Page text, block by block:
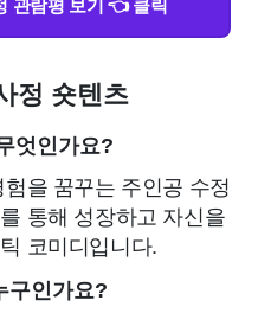
정 숏텐츠
엇인가요?
을 꿈꾸는 주인공 수정
통해 성장하고 자신을
코미디입니다.
구인가요?